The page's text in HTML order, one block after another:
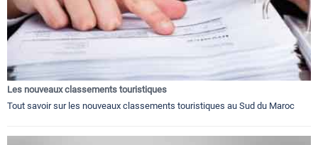
Les nouveaux classements touristiques
Tout savoir sur les nouveaux classements touristiques au Sud du Maroc